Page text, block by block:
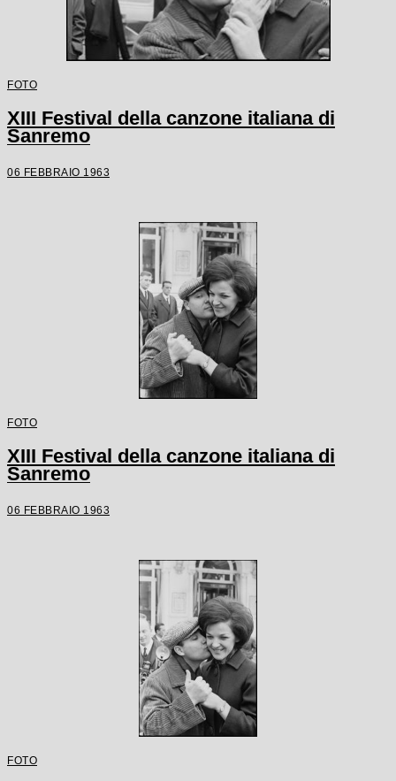
FOTO
XIII Festival della canzone italiana di
Sanremo
06 FEBBRAIO 1963
FOTO
XIII Festival della canzone italiana di
Sanremo
06 FEBBRAIO 1963
FOTO